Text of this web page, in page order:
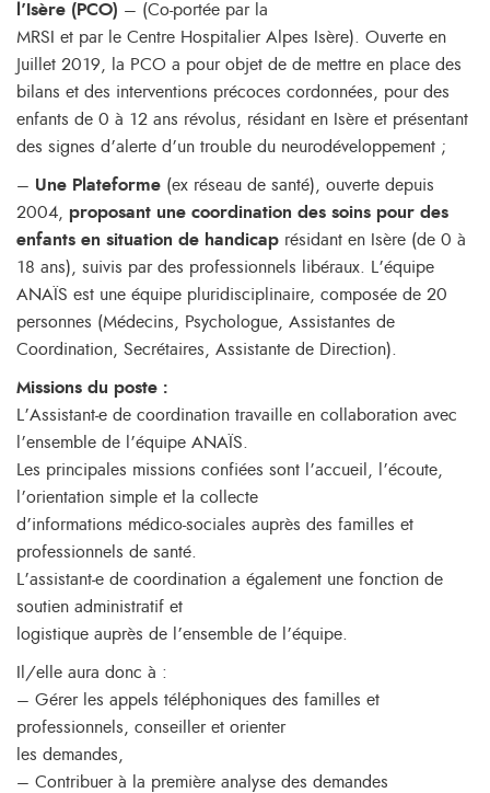
l’Isère (PCO) – (Co-portée par la
MRSI et par le Centre Hospitalier Alpes Isère). Ouverte en
Juillet 2019, la PCO a pour objet de de mettre en place des
bilans et des interventions précoces cordonnées, pour des
enfants de 0 à 12 ans révolus, résidant en Isère et présentant
des signes d’alerte d’un trouble du neurodéveloppement ;
– Une Plateforme (ex réseau de santé), ouverte depuis
2004,
proposant une coordination des soins pour des
enfants en situation de handicap résidant en Isère (de 0 à
18 ans), suivis par des professionnels libéraux. L’équipe
ANAÏS est une équipe pluridisciplinaire, composée de 20
personnes (Médecins, Psychologue, Assistantes de
Coordination, Secrétaires, Assistante de Direction).
Missions du poste :
L’Assistant-e de coordination travaille en collaboration avec
l’ensemble de l’équipe ANAÏS.
Les principales missions confiées sont l’accueil, l’écoute,
l’orientation simple et la collecte
d’informations médico-sociales auprès des familles et
professionnels de santé.
L’assistant-e de coordination a également une fonction de
soutien administratif et
logistique auprès de l’ensemble de l’équipe.
Il/elle aura donc à :
– Gérer les appels téléphoniques des familles et
professionnels, conseiller et orienter
les demandes,
– Contribuer à la première analyse des demandes